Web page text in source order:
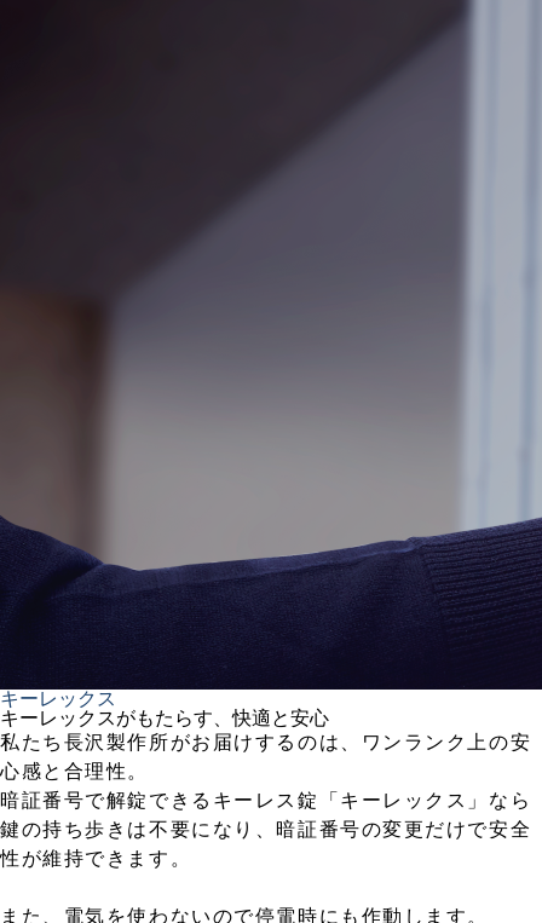
キーレックス
キーレックスがもたらす、快適と安心
私たち長沢製作所がお届けするのは、ワンランク上の安
心感と合理性。
暗証番号で解錠できるキーレス錠「キーレックス」なら
鍵の持ち歩きは不要になり、暗証番号の変更だけで安全
性が維持できます。
また、電気を使わないので停電時にも作動します。